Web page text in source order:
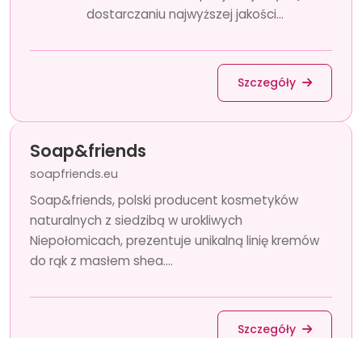
dostarczaniu najwyższej jakości...
Szczegóły
Soap&friends
soapfriends.eu
Soap&friends, polski producent kosmetyków
naturalnych z siedzibą w urokliwych
Niepołomicach, prezentuje unikalną linię kremów
do rąk z masłem shea....
Szczegóły